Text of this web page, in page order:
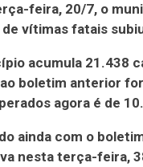
feira, 20/7, o
vítimas fatais
acumula 21.438
boletim anterior
agora é de
ainda com o
nesta terça-feira,